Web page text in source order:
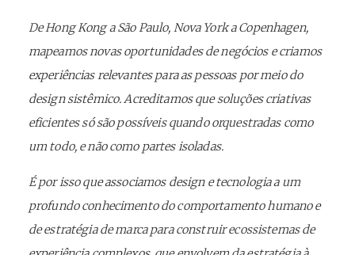
De Hong Kong a São Paulo, Nova York a Copenhagen,
mapeamos novas oportunidades de negócios e criamos
experiências relevantes para as pessoas por meio do
design sistêmico. Acreditamos que soluções criativas
eficientes só são possíveis quando orquestradas como
um todo, e não como partes isoladas.
É por isso que associamos design e tecnologia a um
profundo conhecimento do comportamento humano e
de estratégia de marca para construir ecossistemas de